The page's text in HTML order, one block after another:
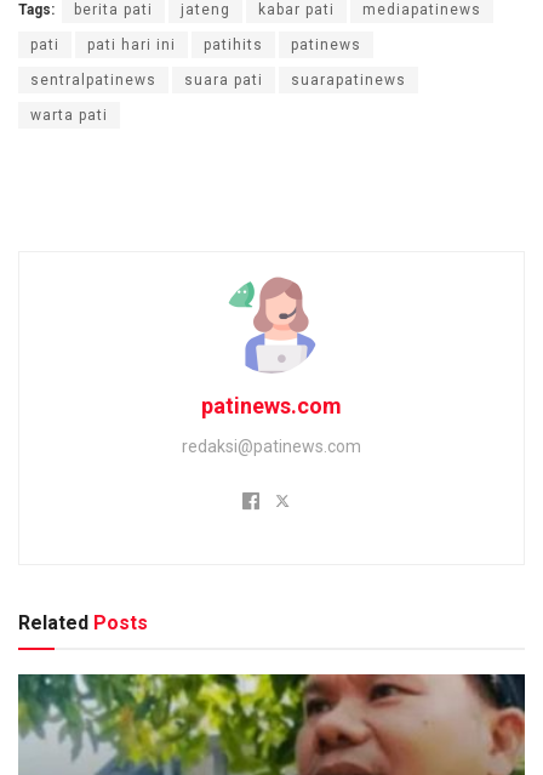
Tags: berita pati jateng kabar pati mediapatinews
pati pati hari ini patihits patinews
sentralpatinews suara pati suarapatinews
warta pati
patinews.com
redaksi@patinews.com
Related Posts